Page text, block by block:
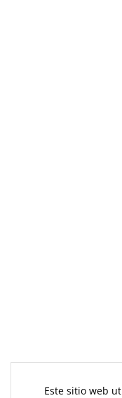
Este sitio web